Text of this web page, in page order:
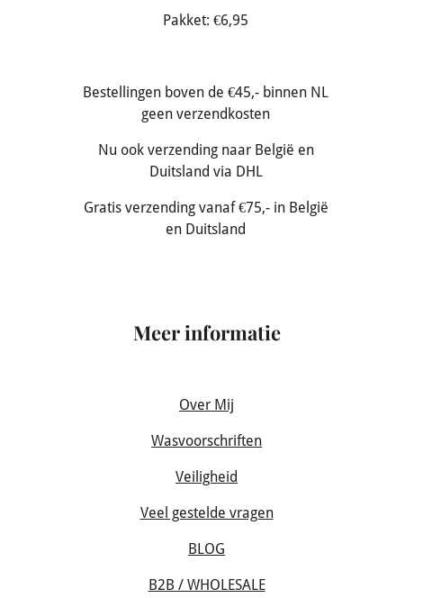
Pakket: €6,95
Bestellingen boven de €45,- binnen NL
geen verzendkosten
Nu ook verzending naar België en
Duitsland via DHL
Gratis verzending vanaf €75,- in België
en Duitsland
Meer informatie
Over Mij
Wasvoorschriften
Veiligheid
Veel gestelde vragen
BLOG
B2B / WHOLESALE